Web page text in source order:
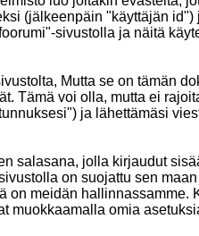
(jälkeenpäin "käyttäjän
sivustolla ja näitä
Mutta se on tämän
Tämä voi olla, mutta ei
ja lähettämäsi
salasana, jolla kirjaudut
on suojattu sen
meidän
muokkaamalla omia